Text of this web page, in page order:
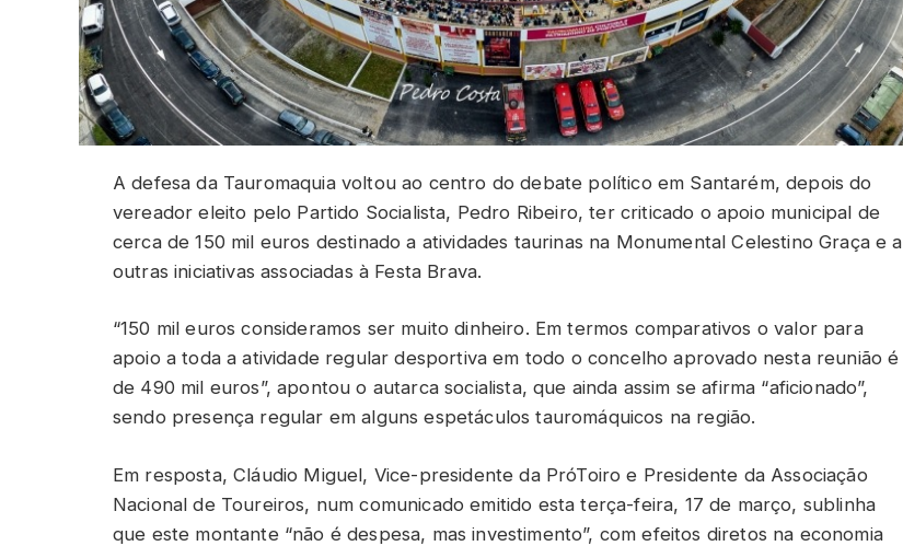
A defesa da Tauromaquia voltou ao centro do debate político em Santarém, depois do
vereador eleito pelo Partido Socialista, Pedro Ribeiro, ter criticado o apoio municipal de
cerca de 150 mil euros destinado a atividades taurinas na Monumental Celestino Graça e a
outras iniciativas associadas à Festa Brava.
“150 mil euros consideramos ser muito dinheiro. Em termos comparativos o valor para
apoio a toda a atividade regular desportiva em todo o concelho aprovado nesta reunião é
de 490 mil euros”, apontou o autarca socialista, que ainda assim se afirma “aficionado”,
sendo presença regular em alguns espetáculos tauromáquicos na região.
Em resposta, Cláudio Miguel, Vice-presidente da PróToiro e Presidente da Associação
Nacional de Toureiros, num comunicado emitido esta terça-feira, 17 de março, sublinha
que este montante “não é despesa, mas investimento”, com efeitos diretos na economia